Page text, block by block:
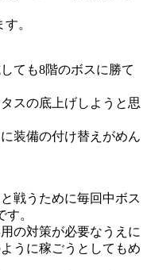
。
ても8階のボスに勝て
スの底上げしようと思
装備の付け替えがめん
戦うために毎回中ボス
。
の対策が必要なうえに
うに稼ごうとしてもめ